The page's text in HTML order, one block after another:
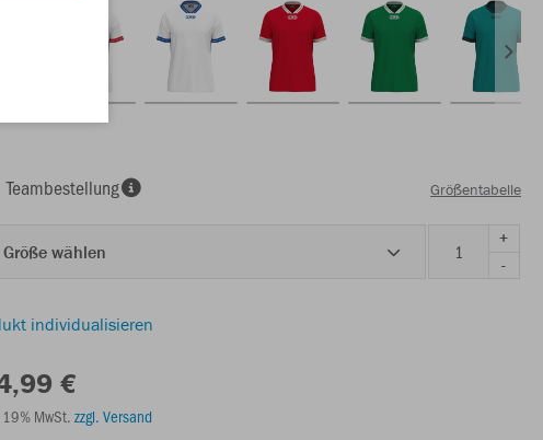
Teambestellung Größentabelle
wählen
+
-
individualisieren
€
MwSt. zzgl. Versand